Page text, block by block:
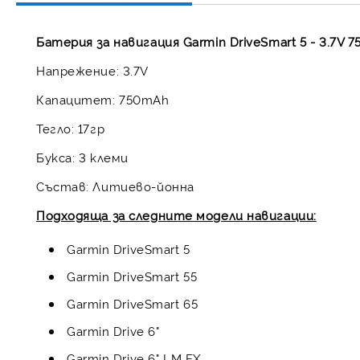
Батерия за навигация Garmin DriveSmart 5 - 3.7V
Напрежение: 3.7V
Капацитет: 750mAh
Тегло: 17гр
Букса: 3 клеми
Състав: Литиево-йонна
Подходяща за следните модели навигации:
Garmin DriveSmart 5
Garmin DriveSmart 55
Garmin DriveSmart 65
Garmin Drive 6"